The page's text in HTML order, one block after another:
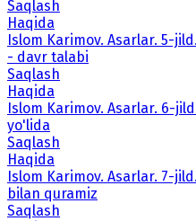
Saqlash
Haqida
Islom Karimov. Asarlar. 5-
- davr talabi
Saqlash
Haqida
Islom Karimov. Asarlar. 6-
yo'lida
Saqlash
Haqida
Islom Karimov. Asarlar. 7-
bilan quramiz
Saqlash